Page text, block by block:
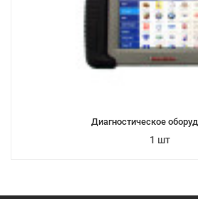
Диагностическое
1 шт